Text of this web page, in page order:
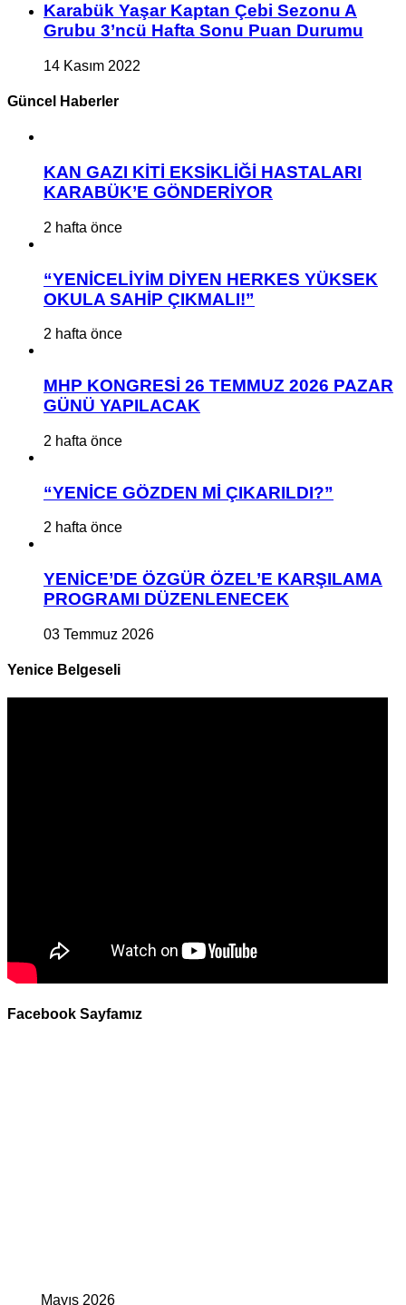
Karabük Yaşar Kaptan Çebi Sezonu A
Grubu 3’ncü Hafta Sonu Puan Durumu
14 Kasım 2022
Güncel Haberler
KAN GAZI KİTİ EKSİKLİĞİ HASTALARI
KARABÜK’E GÖNDERİYOR
2 hafta önce
“YENİCELİYİM DİYEN HERKES YÜKSEK
OKULA SAHİP ÇIKMALI!”
2 hafta önce
MHP KONGRESİ 26 TEMMUZ 2026 PAZAR
GÜNÜ YAPILACAK
2 hafta önce
“YENİCE GÖZDEN Mİ ÇIKARILDI?”
2 hafta önce
YENİCE’DE ÖZGÜR ÖZEL’E KARŞILAMA
PROGRAMI DÜZENLENECEK
03 Temmuz 2026
Yenice Belgeseli
Facebook Sayfamız
Mayıs 2026